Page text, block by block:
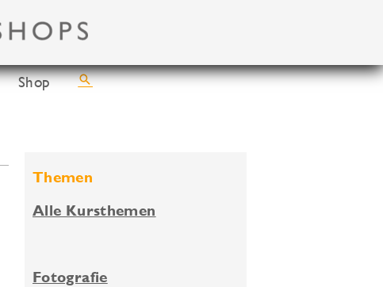
Shop Suchen
Themen
Alle Kursthemen
Fotografie